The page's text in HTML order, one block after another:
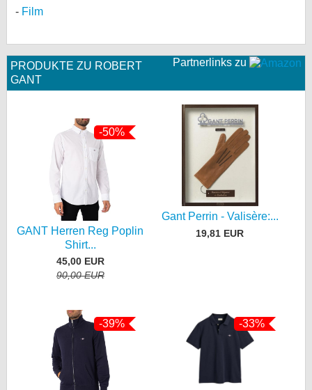
Film
Partnerlinks zu
PRODUKTE ZU ROBERT
GANT
-50%
GANT Herren Reg Poplin
Shirt...
45,00 EUR
90,00 EUR
Gant Perrin - Valisère:...
19,81 EUR
-39% -33%